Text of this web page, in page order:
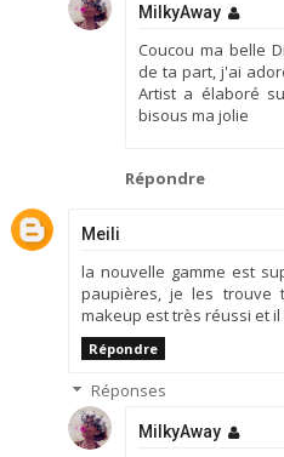
MilkyAway
Coucou ma belle
de ta part, j'ai
Artist a élaboré
bisous ma jolie
Répondre
Meili
la nouvelle gamme est
paupières, je les trouve
makeup est très réussi et
Répondre
Réponses
MilkyAway